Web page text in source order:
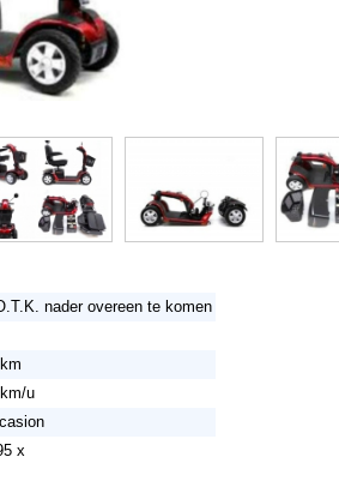
nader overeen te komen
u
x